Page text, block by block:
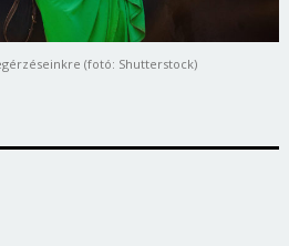
(fotó: Shutterstock)